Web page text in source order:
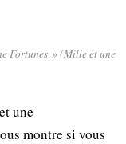
Fortunes » (Mille et une
une
montre si vous